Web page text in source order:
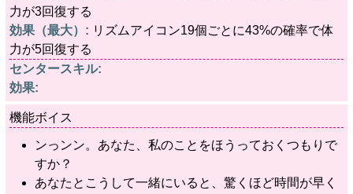
力が3回復する
効果（最大）: リズムアイコン19個ごとに43%の確率で体
力が5回復する
センタースキル:
効果:
機能ボイス
ンっンン。あなた、私のことをほうっておくつもりで
すか？
あなたとこうして一緒にいると、驚くほど時間が早く